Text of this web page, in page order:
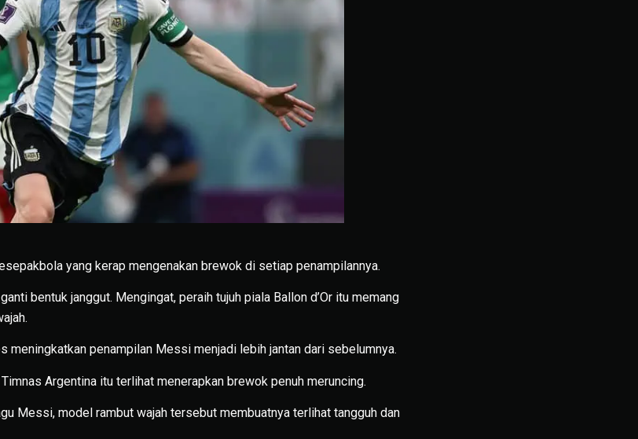
yang kerap mengenakan brewok di setiap penampilannya.
bentuk janggut. Mengingat, peraih tujuh piala Ballon d’Or itu memang
meningkatkan penampilan Messi menjadi lebih jantan dari sebelumnya.
Argentina itu terlihat menerapkan brewok penuh meruncing.
Messi, model rambut wajah tersebut membuatnya terlihat tangguh dan